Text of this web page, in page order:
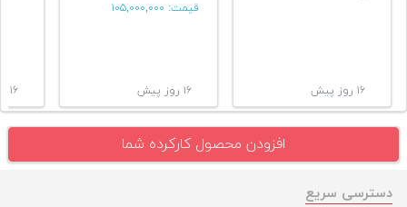
۱۶ روز پیش
قیمت: ۱۰۵,۰۰۰,۰۰۰
۱۶ روز پیش ۱۶ روز پیش
افزودن محصول کارکرده شما
دسترسی سریع